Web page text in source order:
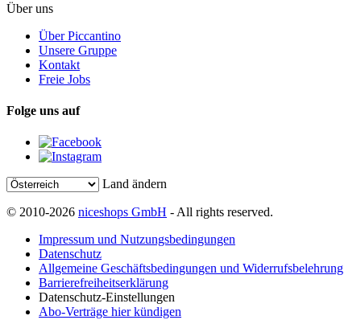
Über uns
Über Piccantino
Unsere Gruppe
Kontakt
Freie Jobs
Folge uns auf
Land ändern
© 2010-2026 niceshops GmbH - All rights reserved.
Impressum und Nutzungsbedingungen
Datenschutz
Allgemeine Geschäftsbedingungen und Widerrufsbelehrung
Barrierefreiheitserklärung
Datenschutz-Einstellungen
Abo-Verträge hier kündigen